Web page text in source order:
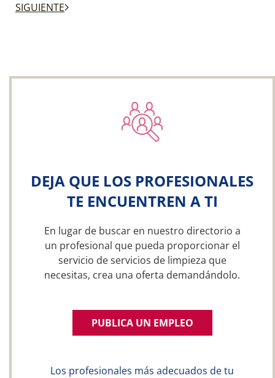
SIGUIENTE
DEJA QUE LOS PROFESIONALES
TE ENCUENTREN A TI
En lugar de buscar en nuestro directorio a
un profesional que pueda proporcionar el
servicio de servicios de limpieza que
necesitas, crea una oferta demandándolo.
PUBLICA UN EMPLEO
Los profesionales más adecuados de tu